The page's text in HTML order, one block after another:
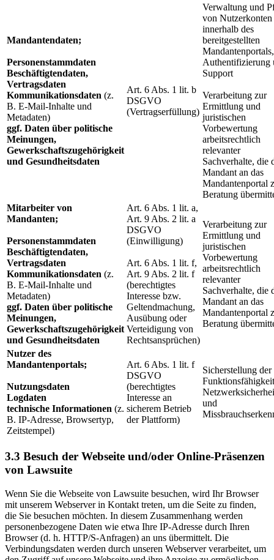
Mandantendaten;
Personenstammdaten
Beschäftigtendaten,
Vertragsdaten
Kommunikationsdaten (z.
B. E-Mail-Inhalte und
Metadaten)
ggf. Daten über politische
Meinungen,
Gewerkschaftszugehörigkeit
und Gesundheitsdaten
Art. 6 Abs. 1 lit. b
DSGVO
(Vertragserfüllung)
Verwaltung und
von Nutzerkonten
innerhalb des
bereitgestellten
Mandantenportals,
Authentifizierung
Support
Verarbeitung zur
Ermittlung und
juristischen
Vorbewertung
arbeitsrechtlich
relevanter
Sachverhalte, die
Mandant an das
Mandantenportal
Beratung
Mitarbeiter von
Mandanten;
Personenstammdaten
Beschäftigtendaten,
Vertragsdaten
Kommunikationsdaten (z.
B. E-Mail-Inhalte und
Metadaten)
ggf. Daten über politische
Meinungen,
Gewerkschaftszugehörigkeit
und Gesundheitsdaten
Art. 6 Abs. 1 lit. a,
Art. 9 Abs. 2 lit. a
DSGVO
(Einwilligung)
Art. 6 Abs. 1 lit. f,
Art. 9 Abs. 2 lit. f
(berechtigtes
Interesse bzw.
Geltendmachung,
Ausübung oder
Verteidigung von
Rechtsansprüchen)
Verarbeitung zur
Ermittlung und
juristischen
Vorbewertung
arbeitsrechtlich
relevanter
Sachverhalte, die
Mandant an das
Mandantenportal
Beratung
Nutzer des
Mandantenportals;
Nutzungsdaten
Logdaten
technische Informationen (z.
B. IP-Adresse, Browsertyp,
Zeitstempel)
Art. 6 Abs. 1 lit. f
DSGVO
(berechtigtes
Interesse an
sicherem Betrieb
der Plattform)
Sicherstellung der
und
3.3 Besuch der Webseite und/oder Online-Präsenzen
von Lawsuite
Wenn Sie die Webseite von Lawsuite besuchen, wird Ihr Browser
mit unserem Webserver in Kontakt treten, um die Seite zu finden,
die Sie besuchen möchten. In diesem Zusammenhang werden
personenbezogene Daten wie etwa Ihre IP-Adresse durch Ihren
Browser (d. h. HTTP/S-Anfragen) an uns übermittelt. Die
Verbindungsdaten werden durch unseren Webserver verarbeitet, um